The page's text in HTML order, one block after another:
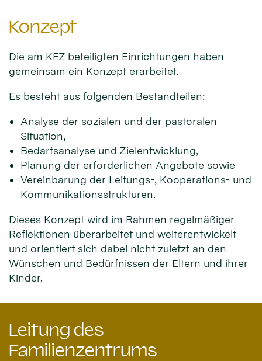
Konzept
Die am KFZ beteiligten Einrichtungen haben
gemeinsam ein Konzept erarbeitet.
Es besteht aus folgenden Bestandteilen:
Analyse der sozialen und der pastoralen
Situation,
Bedarfsanalyse und Zielentwicklung,
Planung der erforderlichen Angebote sowie
Vereinbarung der Leitungs-, Kooperations- und
Kommunikationsstrukturen.
Dieses Konzept wird im Rahmen regelmäßiger
Reflektionen überarbeitet und weiterentwickelt
und orientiert sich dabei nicht zuletzt an den
Wünschen und Bedürfnissen der Eltern und ihrer
Kinder.
Leitung des
Familienzentrums